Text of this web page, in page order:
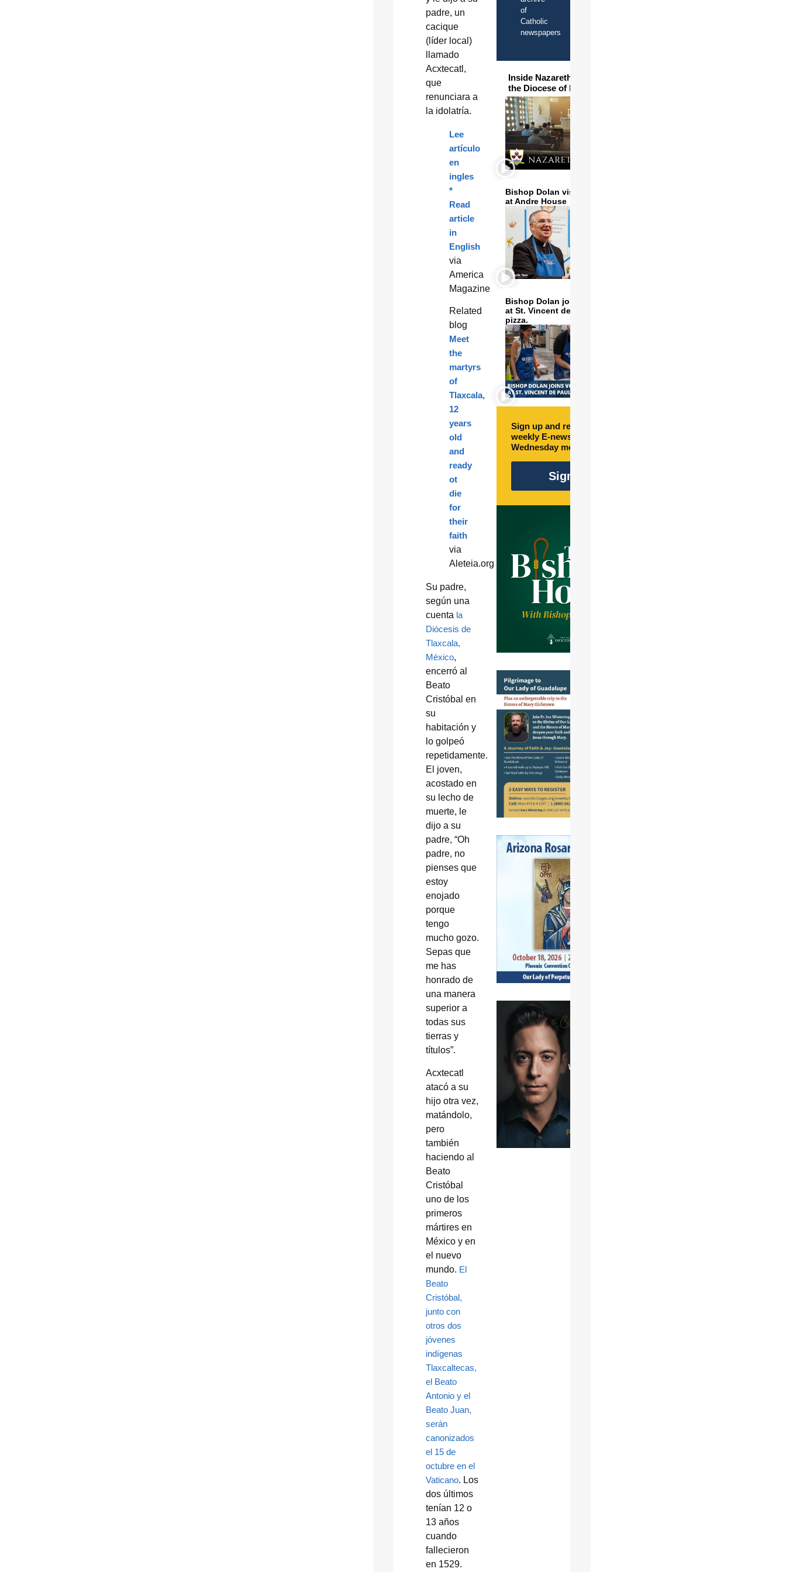
padre, un
cacique
(líder local)
llamado
Acxtecatl,
que
renunciara a
la idolatría.
Lee
artículo
en
ingles
*
Read
article
in
English
via
America
Magazine
Related
blog
Meet
the
martyrs
of
Tlaxcala,
12
years
old
and
ready
ot
die
for
their
faith
via
Aleteia.org
Su padre,
según una
cuenta la
Diócesis de
Tlaxcala,
México,
encerró al
Beato
Cristóbal en
su
habitación y
lo golpeó
repetidamente.
El joven,
acostado en
su lecho de
muerte, le
dijo a su
padre, “Oh
padre, no
pienses que
estoy
enojado
porque
tengo
mucho gozo.
Sepas que
me has
honrado de
una manera
superior a
todas sus
tierras y
títulos”.
Acxtecatl
atacó a su
hijo otra vez,
matándolo,
pero
también
haciendo al
Beato
Cristóbal
uno de los
primeros
mártires en
México y en
el nuevo
mundo. El
Beato
Cristóbal,
junto con
otros dos
jóvenes
indígenas
Tlaxcaltecas,
el Beato
Antonio y el
Beato Juan,
serán
canonizados
el 15 de
octubre en el
Vaticano. Los
dos últimos
tenían 12 o
13 años
cuando
fallecieron
en 1529.
of
Catholic
newspapers
Inside Nazareth Seminary in
the Diocese of Phoenix
Bishop Dolan visits and serves
at Andre House
Bishop Dolan joins volunteers
at St. Vincent de Paul to make
pizza.
Sign up and receive free
weekly E-newsletter every
Wednesday morning.
Sign Up